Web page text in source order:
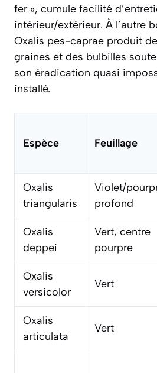
fer », cumule facilité
intérieur/extérieur. À l’autre
Oxalis pes-caprae produit
graines et des bulbilles
son éradication quasi
installé.
Espèce Feuillage
Oxalis
triangularis
Violet/
profond
Oxalis
deppei
Vert, centre
pourpre
Oxalis
versicolor
Vert
Oxalis
articulata
Vert